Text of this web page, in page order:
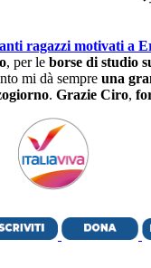
ragazzi motivati a
, per le borse di studio
mi dà sempre una
. Grazie Ciro,